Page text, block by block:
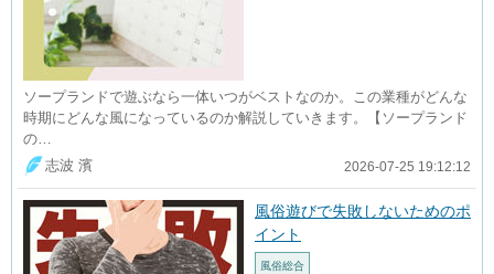
ソープランドで遊ぶなら一体いつがベストなのか。この業種がどんな
時期にどんな風になっているのか解説していきます。【ソープランド
の…
志波 濱
2026-07-25 19:12:12
風俗遊びで失敗しないためのポ
イント
風俗総合